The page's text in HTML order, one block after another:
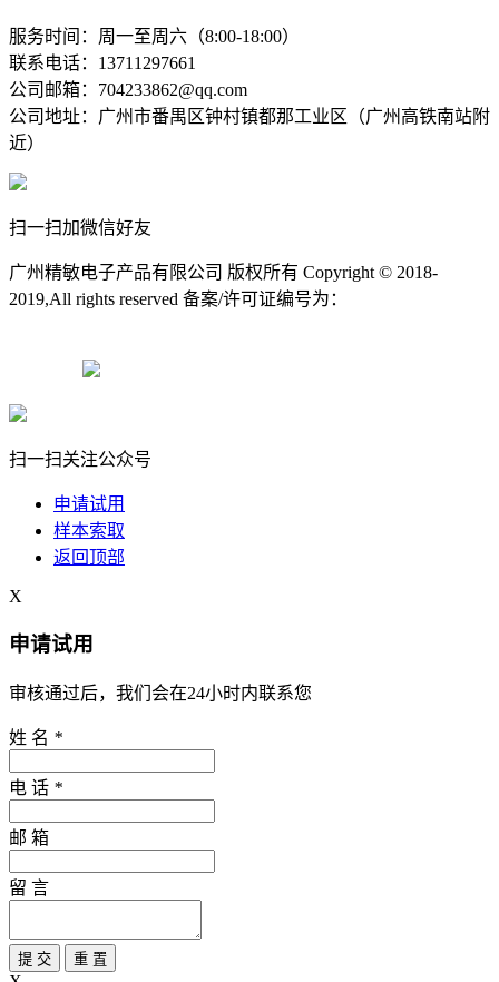
服务时间：周一至周六（8:00-18:00）
联系电话：13711297661
公司邮箱：704233862@qq.com
公司地址：广州市番禺区钟村镇都那工业区（广州高铁南站附
近）
扫一扫加微信好友
广州精敏电子产品有限公司 版权所有 Copyright © 2018-
2019,All rights reserved 备案/许可证编号为：
粤公网安备11078472号-2
扫一扫关注公众号
申请试用
样本索取
返回顶部
X
申请试用
审核通过后，我们会在24小时内联系您
姓 名 *
电 话 *
邮 箱
留 言
提 交 重 置